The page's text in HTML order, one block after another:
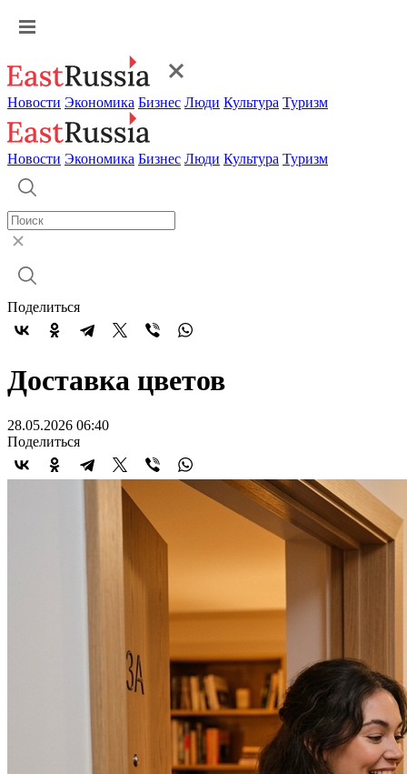
Новости Экономика Бизнес Люди Культура Туризм
Новости Экономика Бизнес Люди Культура Туризм
Поделиться
Доставка цветов
28.05.2026 06:40
Поделиться